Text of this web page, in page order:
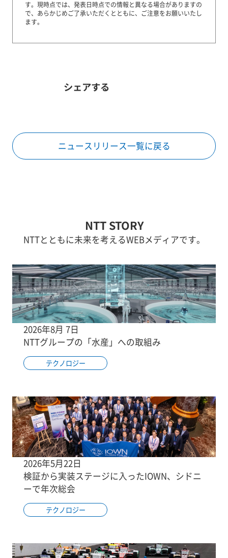
す。 現時点では、発表日時点での情報と異なる場合がありますの
で、あらかじめご了承いただくとともに、ご注意をお願いいたし
ます。
シェアする
ニュースリリース一覧に戻る
NTT STORY
NTTとともに未来を考えるWEBメディアです。
2026年8月 7日
NTTグループの「水産」への取組み
テクノロジー
2026年5月22日
検証から実装ステージに入ったIOWN、シドニ
ーで年次総会
テクノロジー